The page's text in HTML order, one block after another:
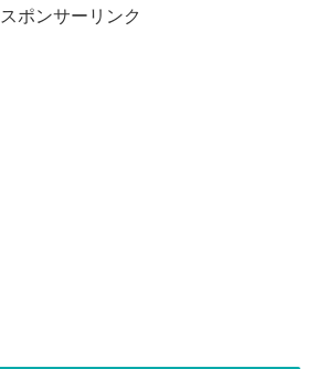
スポンサーリンク